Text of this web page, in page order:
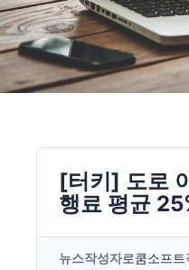
[터키] 도로
행료 평균
뉴스작성자로쿰소프트